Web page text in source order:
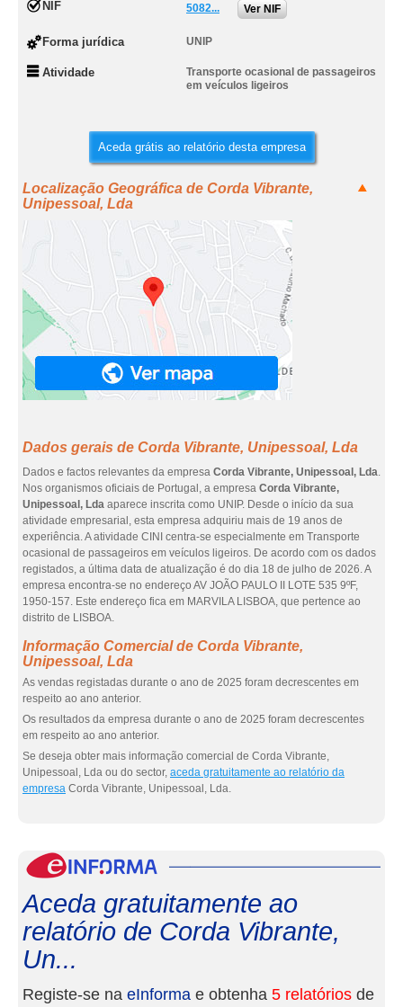
NIF 5082... Ver NIF
Forma jurídica UNIP
Atividade
Transporte ocasional de passageiros
em veículos ligeiros
Aceda grátis ao relatório desta empresa
Localização Geográfica de Corda Vibrante,
Unipessoal, Lda
Dados gerais de Corda Vibrante, Unipessoal, Lda
Dados e factos relevantes da empresa Corda Vibrante, Unipessoal, Lda.
Nos organismos oficiais de Portugal, a empresa Corda Vibrante,
Unipessoal, Lda aparece inscrita como UNIP. Desde o início da sua
atividade empresarial, esta empresa adquiriu mais de 19 anos de
experiência. A atividade CINI centra-se especialmente em Transporte
ocasional de passageiros em veículos ligeiros. De acordo com os dados
registados, a última data de atualização é do dia 18 de julho de 2026. A
empresa encontra-se no endereço AV JOÃO PAULO II LOTE 535 9ºF,
1950-157. Este endereço fica em MARVILA LISBOA, que pertence ao
distrito de LISBOA.
Informação Comercial de Corda Vibrante,
Unipessoal, Lda
As vendas registadas durante o ano de 2025 foram decrescentes em
respeito ao ano anterior.
Os resultados da empresa durante o ano de 2025 foram decrescentes
em respeito ao ano anterior.
Se deseja obter mais informação comercial de Corda Vibrante,
Unipessoal, Lda ou do sector, aceda gratuitamente ao relatório da
empresa Corda Vibrante, Unipessoal, Lda.
Aceda gratuitamente ao
relatório de Corda Vibrante,
Un...
Registe-se na eInforma e obtenha 5 relatórios de